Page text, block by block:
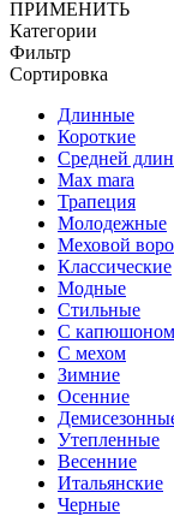
ПРИМЕНИТЬ
Категории
Фильтр
Сортировка
Длинные
Короткие
Средней
Max mara
Трапеция
Молодежные
Меховой
Классические
Модные
Стильные
С капюшоном
С мехом
Зимние
Осенние
Утепленные
Весенние
Итальянские
Черные